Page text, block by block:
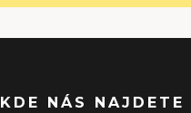
KDE NÁS NAJDETE